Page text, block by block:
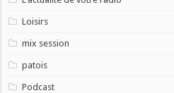
Loisirs
mix session
patois
Podcast